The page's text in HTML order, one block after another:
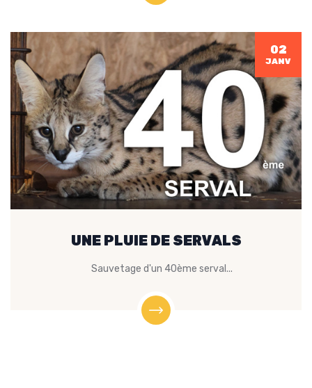
02
JANV
UNE PLUIE DE SERVALS
Sauvetage d'un 40ème serval...